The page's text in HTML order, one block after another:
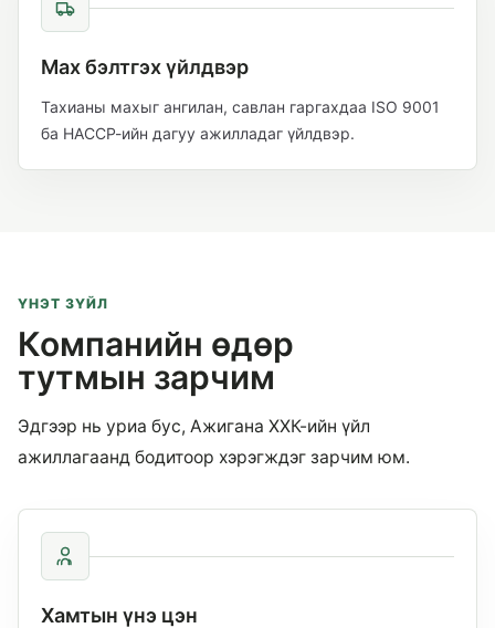
Мах бэлтгэх үйлдвэр
Тахианы махыг ангилан, савлан гаргахдаа ISO 9001
ба НАССР-ийн дагуу ажилладаг үйлдвэр.
ҮНЭТ ЗҮЙЛ
Компанийн өдөр
тутмын зарчим
Эдгээр нь уриа бус, Ажигана ХХК-ийн үйл
ажиллагаанд бодитоор хэрэгждэг зарчим юм.
Хамтын үнэ цэн